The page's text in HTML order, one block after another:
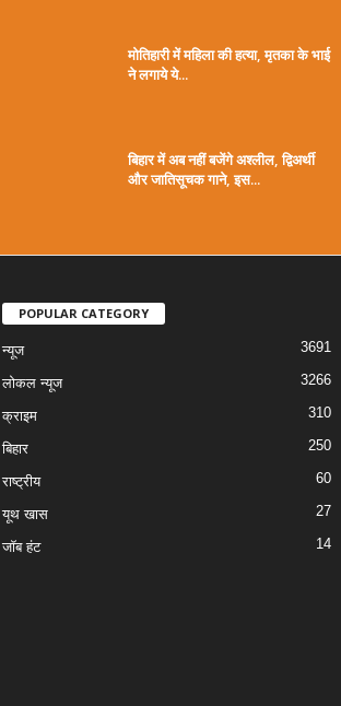
मोतिहारी में महिला की हत्या, मृतका के भाई
ने लगाये ये...
बिहार में अब नहीं बजेंगे अश्लील, द्विअर्थी
और जातिसूचक गाने, इस...
POPULAR CATEGORY
न्यूज 3691
लोकल न्यूज 3266
क्राइम 310
बिहार 250
राष्ट्रीय 60
यूथ खास 27
जॉब हंट 14